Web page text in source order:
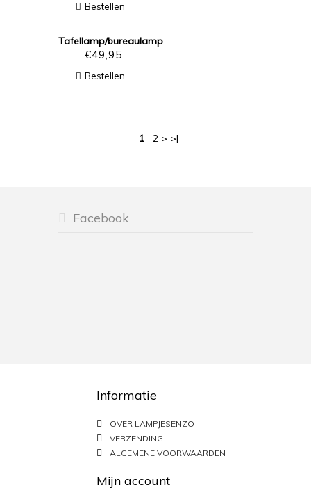
Bestellen
Tafellamp/bureaulamp
€49,95
Bestellen
1 2 > >|
Facebook
Informatie
OVER LAMPJESENZO
VERZENDING
ALGEMENE VOORWAARDEN
Mijn account